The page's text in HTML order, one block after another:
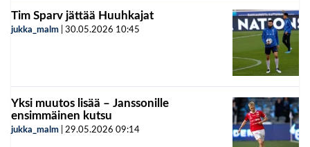
Tim Sparv jättää Huuhkajat
jukka_malm 30.05.2026 10:45
Yksi muutos lisää – Janssonille
ensimmäinen kutsu
jukka_malm 29.05.2026 09:14